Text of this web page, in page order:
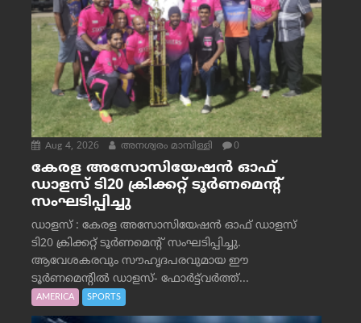
Aug 4, 2026 അനശ്വരം മാമ്പിള്ളി 0
കേരള അസോസിയേഷൻ ഓഫ്
ഡാളസ് ടി20 ക്രിക്കറ്റ് ടൂർണമെന്റ്
സംഘടിപ്പിച്ചു
ഡാളസ് : കേരള അസോസിയേഷൻ ഓഫ് ഡാളസ്
ടി20 ക്രിക്കറ്റ് ടൂർണമെന്റ് സംഘടിപ്പിച്ചു.
ആവേശകരവും സൗഹൃദപരവുമായ ഈ
ടൂർണമെന്റിൽ ഡാളസ്- ഫോർട്ട്‌വര്‍ത്ത്...
AMERICA SPORTS